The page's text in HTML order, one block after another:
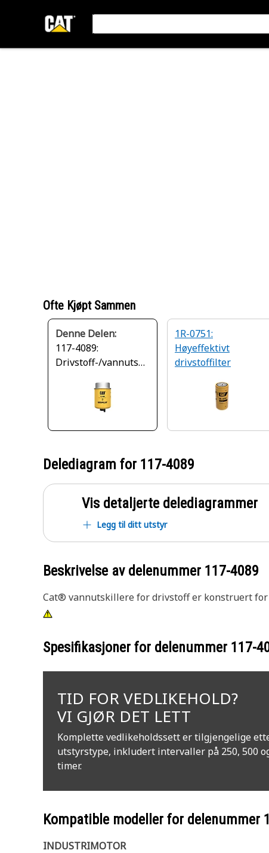
Ofte Kjøpt Sammen
Denne Delen:
117-4089:
Drivstoff-/vannutskil
1R-0751:
Høyeffektivt
drivstoffilter
Delediagram for 117-4089
Vis detaljerte delediagrammer
Legg til ditt utstyr
Beskrivelse av delenummer 117-4089
Cat® vannutskillere for drivstoff er konstruert
Spesifikasjoner for delenummer 117-
TID FOR VEDLIKEHOLD?
VI GJØR DET LETT
Komplette vedlikeholdssett er tilgjengelige
utstyrstype, inkludert intervaller på 250, 500
timer.
Kompatible modeller for delenummer
INDUSTRIMOTOR